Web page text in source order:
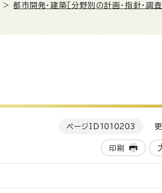
>都市開発・建築［分野別の計画・指針・調査
ページID 1010203 更
印刷